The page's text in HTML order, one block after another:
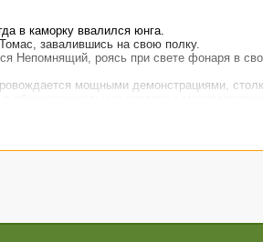
в каморку ввалился юнга.
завалившись на свою полку.
Непомнящий, роясь при свете фонаря в
мощными демонстрациями,
Он всегда что-то писал по ночам,
многое из своего написанного не
по бумаге. Обычно Непомнящий брал